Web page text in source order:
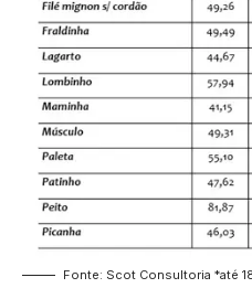
Fonte: Scot Consultoria *até